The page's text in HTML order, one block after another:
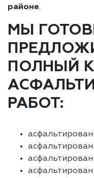
районе.
МЫ
ПОЛНЫЙ
РАБОТ: